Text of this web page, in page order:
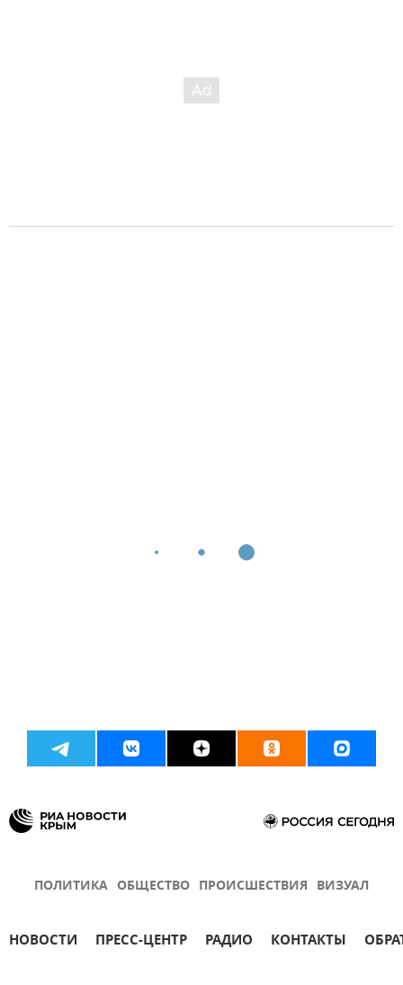
ПОЛИТИКА ОБЩЕСТВО ПРОИСШЕСТВИЯ ВИЗУАЛ
НОВОСТИ ПРЕСС-ЦЕНТР РАДИО КОНТАКТЫ